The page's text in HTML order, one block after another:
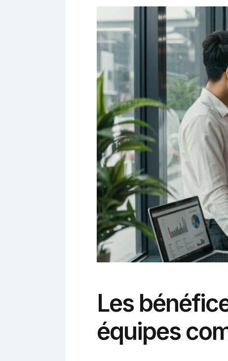
Les
équipes